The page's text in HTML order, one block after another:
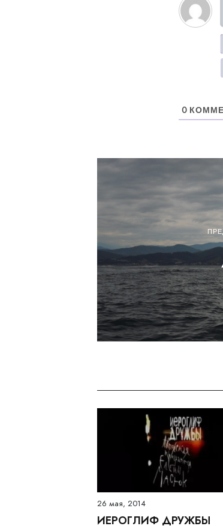
0
26 мая, 2014
ИЕРОГЛИФ ДРУЖБЫ